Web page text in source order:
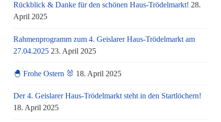
Rückblick & Danke für den schönen Haus-Trödelmarkt! 28.
April 2025
Rahmenprogramm zum 4. Geislarer Haus-Trödelmarkt am
27.04.2025 23. April 2025
🐣 Frohe Ostern 🐰 18. April 2025
Der 4. Geislarer Haus-Trödelmarkt steht in den Startlöchern!
18. April 2025